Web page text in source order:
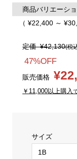
商品バリエーシ
（ ¥22,400 ～
定価¥42,130(税
47%OFF
販売価格
￥11,000以上購入
サイズ